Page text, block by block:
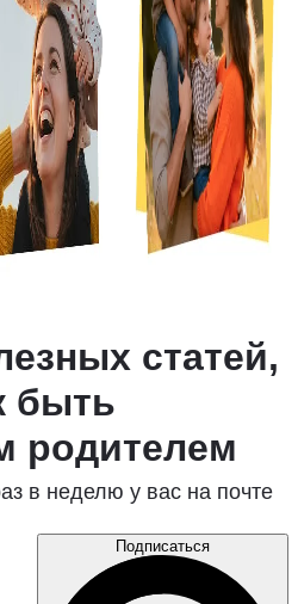
статей,
быть
родителем
в неделю у вас на почте
Подписаться